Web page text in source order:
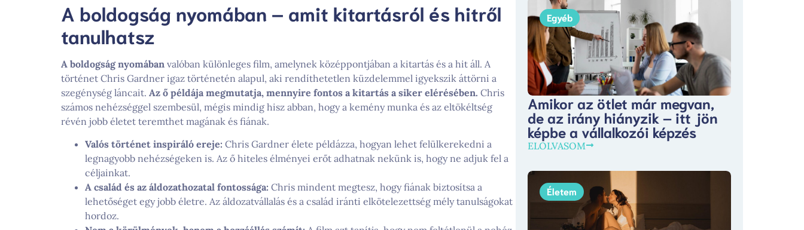
A boldogság nyomában – amit kitartásról és hitről
tanulhatsz
A boldogság nyomában valóban különleges film, amelynek középpontjában a kitartás és a hit áll. A
történet Chris Gardner igaz történetén alapul, aki rendíthetetlen küzdelemmel igyekszik áttörni a
szegénység láncait. Az ő példája megmutatja, mennyire fontos a kitartás a siker elérésében. Chris
számos nehézséggel szembesül, mégis mindig hisz abban, hogy a kemény munka és az eltökéltség
révén jobb életet teremthet magának és fiának.
Valós történet inspiráló ereje: Chris Gardner élete példázza, hogyan lehet felülkerekedni a
legnagyobb nehézségeken is. Az ő hiteles élményei erőt adhatnak nekünk is, hogy ne adjuk fel a
céljainkat.
A család és az áldozathozatal fontossága: Chris mindent megtesz, hogy fiának biztosítsa a
lehetőséget egy jobb életre. Az áldozatvállalás és a család iránti elkötelezettség mély tanulságokat
hordoz.
Egyéb
Amikor az ötlet már megvan,
de az irány hiányzik – itt jön
képbe a vállalkozói képzés
ELOLVASOM
Életem